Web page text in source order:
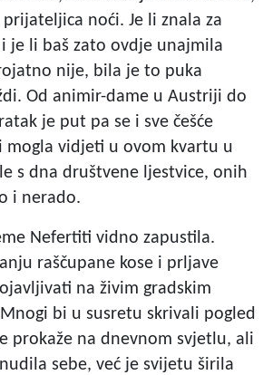
noći. Je li znala za
je li baš zato ovdje unajmila
nije, bila je to puka
Od animir-dame u Austriji do
je put pa se i sve češće
mogla vidjeti u ovom kvartu u
s dna društvene ljestvice, onih
i nerado.
Nefertiti vidno zapustila.
raščupane kose i prljave
na živim gradskim
bi u susretu skrivali pogled
prokaže na dnevnom svjetlu, ali
sebe, već je svijetu širila